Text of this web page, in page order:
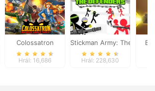
Colossatron
Hrál: 16,686
Stickman Army: The
Hrál: 228,630